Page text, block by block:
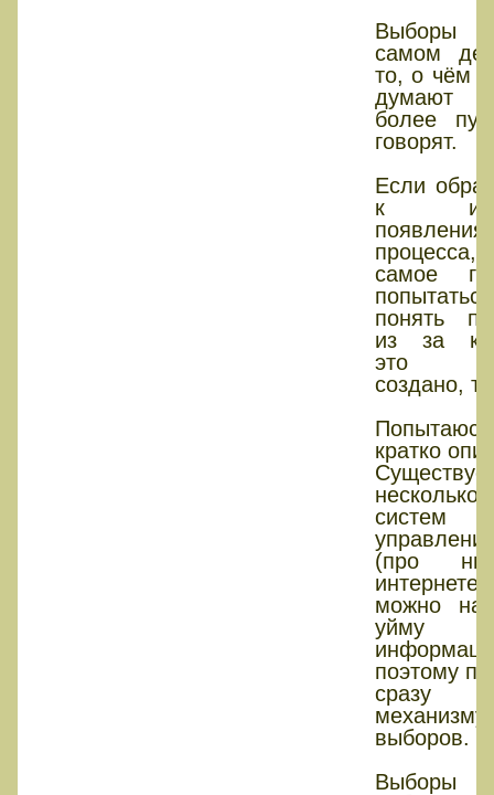
самом
то, о чём
думают
более
говорят.
Если
к
появления
самое
попытаться
понять
из за
это
создано,
Попытаюсь
кратко
несколько
систем
(про
интернете
можно
уйму
поэтому
механизму
выборов.
Выборы